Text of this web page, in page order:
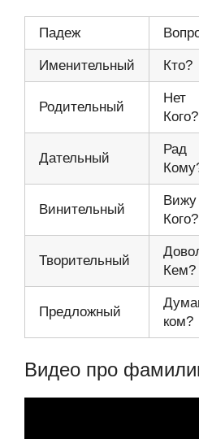
Падеж
Именительный Кто?
Родительный
Нет
Кого?
Дательный
Рад
Винительный
Вижу
Кого?
Творительный
Кем?
Предложный
ком?
Видео про